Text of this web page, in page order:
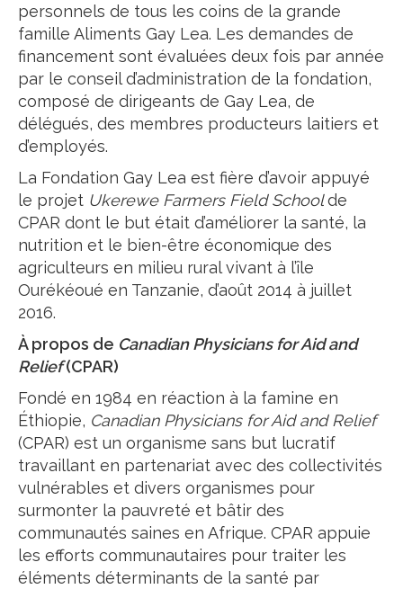
personnels de tous les coins de la grande
famille Aliments Gay Lea. Les demandes de
financement sont évaluées deux fois par année
par le conseil d’administration de la fondation,
composé de dirigeants de Gay Lea, de
délégués, des membres producteurs laitiers et
d’employés.
La Fondation Gay Lea est fière d’avoir appuyé
le projet Ukerewe Farmers Field Schoolde
CPAR dont le but était d’améliorer la santé, la
nutrition et le bien-être économique des
agriculteurs en milieu rural vivant à l’île
Ourékéoué en Tanzanie, d’août 2014 à juillet
2016.
À propos de Canadian Physicians for Aid and
Relief(CPAR)
Fondé en 1984 en réaction à la famine en
Éthiopie, Canadian Physicians for Aid and Relief
(CPAR) est un organisme sans but lucratif
travaillant en partenariat avec des collectivités
vulnérables et divers organismes pour
surmonter la pauvreté et bâtir des
communautés saines en Afrique. CPAR appuie
les efforts communautaires pour traiter les
éléments déterminants de la santé par